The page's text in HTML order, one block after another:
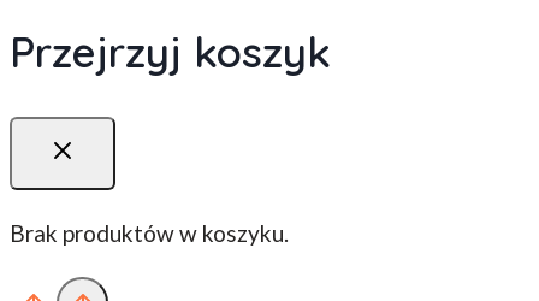
Przejrzyj koszyk
Brak produktów w koszyku.